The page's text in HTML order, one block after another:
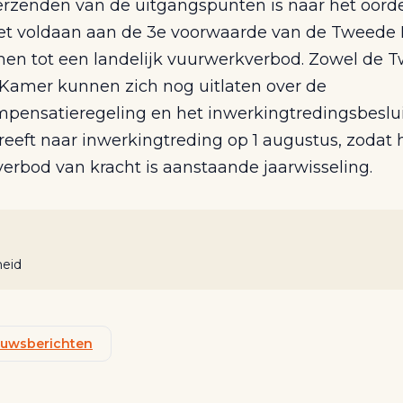
van de uitgangspunten is naar het
voldaan aan de 3e voorwaarde van de Tweede
tot een landelijk vuurwerkverbod. Zowel de
kunnen zich nog uitlaten over de
en het
naar inwerkingtreding op 1 augustus, zodat
van kracht is aanstaande jaarwisseling.